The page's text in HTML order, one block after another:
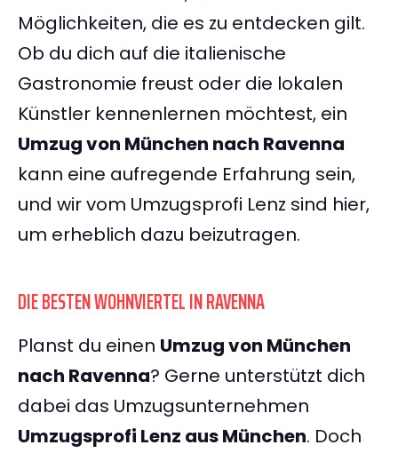
Möglichkeiten, die es zu entdecken gilt.
Ob du dich auf die italienische
Gastronomie freust oder die lokalen
Künstler kennenlernen möchtest, ein
Umzug von München nach Ravenna
kann eine aufregende Erfahrung sein,
und wir vom Umzugsprofi Lenz sind hier,
um erheblich dazu beizutragen.
DIE BESTEN WOHNVIERTEL IN RAVENNA
Planst du einen Umzug von München
nach Ravenna? Gerne unterstützt dich
dabei das Umzugsunternehmen
Umzugsprofi Lenz aus München. Doch